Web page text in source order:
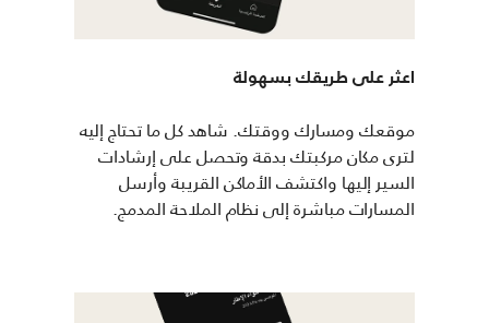
اعثر على طريقك بسهولة
موقعك ومسارك ووقتك. شاهد كل ما تحتاج إليه
لترى مكان مركبتك بدقة وتحصل على إرشادات
السير إليها واكتشف الأماكن القريبة وأرسل
المسارات مباشرة إلى نظام الملاحة المدمج.